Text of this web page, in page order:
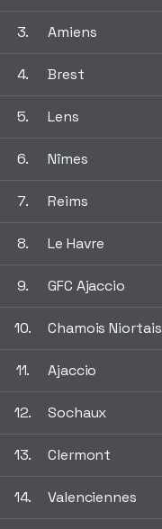
3. Amiens
4. Brest
5. Lens
6. Nîmes
7. Reims
8. Le Havre
9. GFC Ajaccio
10. Chamois Niortais
11. Ajaccio
12. Sochaux
13. Clermont
14. Valenciennes